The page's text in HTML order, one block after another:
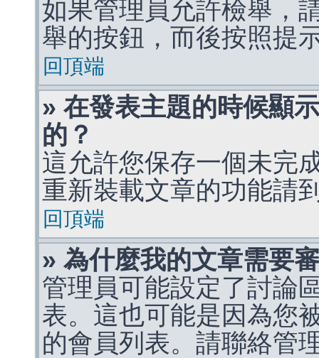
如果管理員允許檢舉，
舉的按鈕，而後按照提
回頂端
» 在發表主題的時候顯
的？
這允許您保存一個未完
重新裝載文章的功能請
回頂端
» 為什麼我的文章需要
管理員可能設定了討論
表。這也可能是因為您
的會員列表。請聯絡管